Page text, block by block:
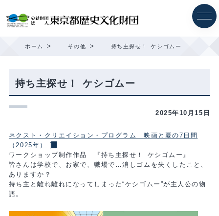
ホーム > その他 > 持ち主探せ！ ケシゴムー
持ち主探せ！ ケシゴムー
2025年10月15日
ネクスト・クリエイション・プログラム 映画と夏の7日間
（2025年）
ワークショップ制作作品 『持ち主探せ！ ケシゴムー』
皆さんは学校で、お家で、職場で…消しゴムを失くしたこと、
ありますか？
持ち主と離れ離れになってしまった“ケシゴムー”が主人公の物
語。